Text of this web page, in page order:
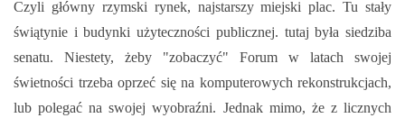
Czyli główny rzymski rynek, najstarszy miejski plac. Tu stały
świątynie i budynki użyteczności publicznej. tutaj była siedziba
senatu. Niestety, żeby "zobaczyć" Forum w latach swojej
świetności trzeba oprzeć się na komputerowych rekonstrukcjach,
lub polegać na swojej wyobraźni. Jednak mimo, że z licznych